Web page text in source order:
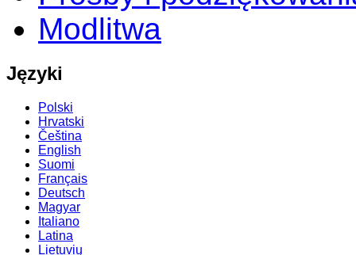
Modlitwa
Języki
Polski
Hrvatski
Čeština
English
Suomi
Français
Deutsch
Magyar
Italiano
Latina
Lietuvių